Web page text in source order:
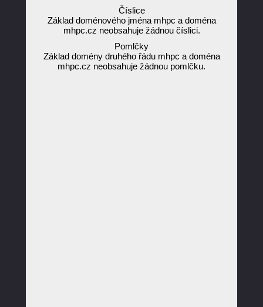
Číslice
Základ doménového jména mhpc a doména
mhpc.cz neobsahuje žádnou číslici.
Pomlčky
Základ domény druhého řádu mhpc a doména
mhpc.cz neobsahuje žádnou pomlčku.